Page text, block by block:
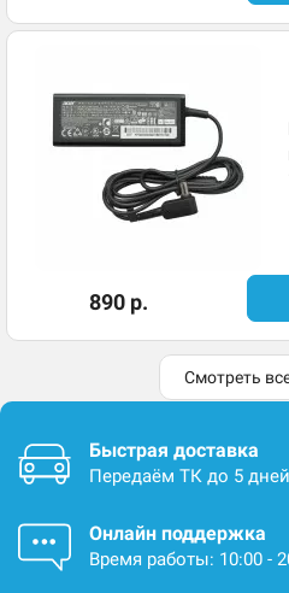
890 р.
Смотреть
Быстрая доставка
Передаём ТК до 5 дней
Онлайн поддержка
Время работы: 10:00 -